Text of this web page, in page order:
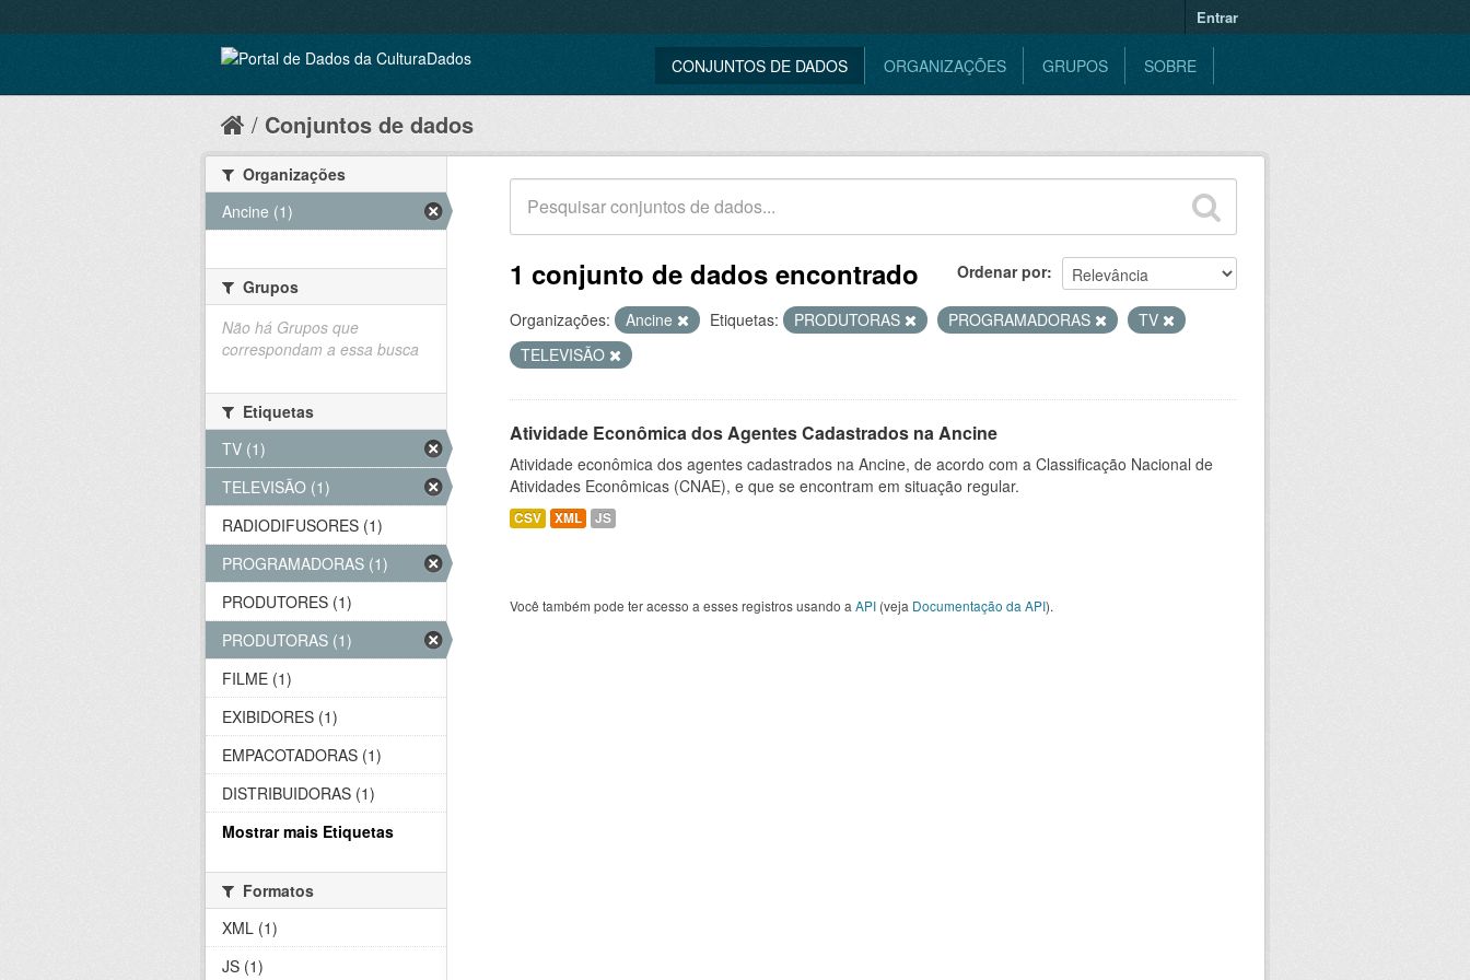
Entrar
CONJUNTOS DE DADOS ORGANIZAÇÕES GRUPOS SOBRE
Conjuntos de dados
Ordenar por
1 conjunto de dados encontrado
Organizações: Ancine Etiquetas: PRODUTORAS PROGRAMADORAS
TV
TELEVISÃO
Atividade Econômica dos Agentes Cadastrados na Ancine
Atividade econômica dos agentes cadastrados na Ancine, de acordo com a Classificação Nacional de
Atividades Econômicas (CNAE), e que se encontram em situação regular.
CSV XML JS
Você também pode ter acesso a esses registros usando a API (veja Documentação da API).
Organizações
Ancine (1)
Grupos
Não há Grupos que
correspondam a essa busca
Etiquetas
TV (1)
TELEVISÃO (1)
RADIODIFUSORES (1)
PROGRAMADORAS (1)
PRODUTORES (1)
PRODUTORAS (1)
FILME (1)
EXIBIDORES (1)
EMPACOTADORAS (1)
DISTRIBUIDORAS (1)
Mostrar mais Etiquetas
Formatos
XML (1)
JS (1)